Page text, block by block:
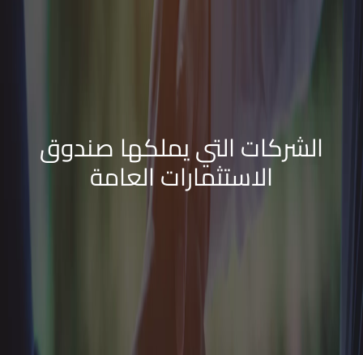
الشركات التي يملكها صندوق
الاستثمارات العامة